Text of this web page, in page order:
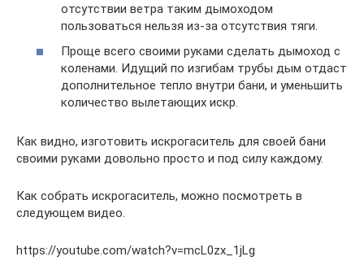
отсутствии ветра таким дымоходом
пользоваться нельзя из-за отсутствия тяги.
Проще всего своими руками сделать дымоход с
коленами. Идущий по изгибам трубы дым отдаст
дополнительное тепло внутри бани, и уменьшить
количество вылетающих искр.
Как видно, изготовить искрогаситель для своей бани
своими руками довольно просто и под силу каждому.
Как собрать искрогаситель, можно посмотреть в
следующем видео.
https://youtube.com/watch?v=mcL0zx_1jLg